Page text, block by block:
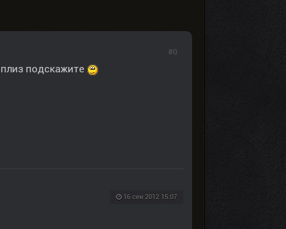
подскажите
16 сен 2012 15:07
#0